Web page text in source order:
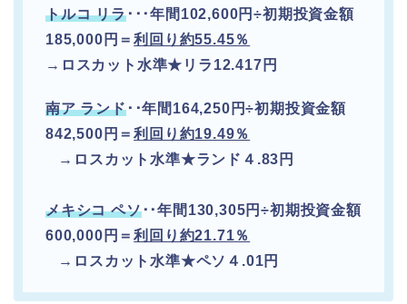
トルコリラ･･･年間102,600円÷初期投資金額
185,000円＝利回り約55.45％
→ロスカット水準★リラ12.417円
南ア ランド･･年間164,250円÷初期投資金額
842,500円＝利回り約19.49％
→ロスカット水準★ランド４.83円
メキシコペソ･･年間130,305円÷初期投資金額
600,000円＝利回り約21.71％
→ロスカット水準★ペソ４.01円